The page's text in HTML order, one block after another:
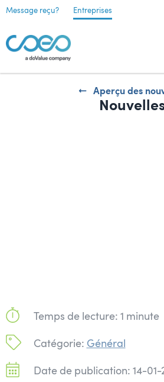
Message reçu? Entreprises
Aperçu des
Temps de lecture: 1 minute
Catégorie: Général
Date de publication: 14-01-